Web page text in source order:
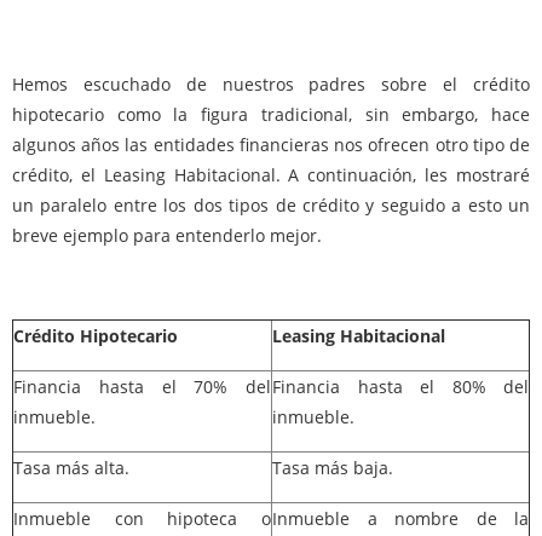
Hemos escuchado de nuestros padres sobre el crédito
hipotecario como la figura tradicional, sin embargo, hace
algunos años las entidades financieras nos ofrecen otro tipo de
crédito, el Leasing Habitacional. A continuación, les mostraré
un paralelo entre los dos tipos de crédito y seguido a esto un
breve ejemplo para entenderlo mejor.
Crédito Hipotecario Leasing Habitacional
Financia hasta el 70% del
inmueble.
Financia hasta el 80% del
inmueble.
Tasa más alta. Tasa más baja.
Inmueble con hipoteca oInmueble a nombre de la